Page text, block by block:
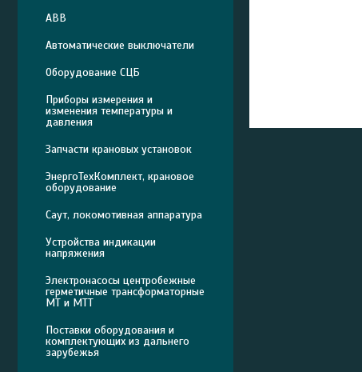
ABB
Автоматические выключатели
Оборудование СЦБ
Приборы измерения и
изменения температуры и
давления
Запчасти крановых установок
ЭнергоТехКомплект, крановое
оборудование
Саут, локомотивная аппаратура
Устройства индикации
напряжения
Электронасосы центробежные
герметичные трансформаторные
МТ и МТТ
Поставки оборудования и
комплектующих из дальнего
зарубежья